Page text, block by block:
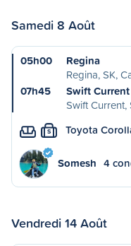
Samedi 8 Août
05h00
Regina
Regina, SK,
07h45
Swift Current
Swift Current,
S Toyota
Somesh 4
Vendredi 14 Août